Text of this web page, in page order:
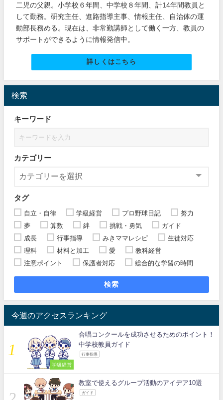
二児の父親。小学校６年間、中学校８年間、計14年間教員と
して勤務。研究主任、進路指導主事、情報主任、自治体の運
動部長務める。現在は、非常勤講師として働く一方、教員の
サポートができるように情報発信中。
詳しくはこちら
検索
キーワード
カテゴリー
タグ
自立・自律 学級経営 プロ野球日記
努力
夢
算数 絆 挑戦・勇気
ガイド
成長
行事指導 みきママレシピ
生徒対応
理科
材料と加工 愛
教科経営
注意ポイント
保護者対応 総合的な学習の時間
検索
今週のアクセスランキング
学級経営
合唱コンクールを成功させるためのポイント！
中学校教員ガイド
行事指導
教室で使えるグループ活動のアイデア10選
ガイド